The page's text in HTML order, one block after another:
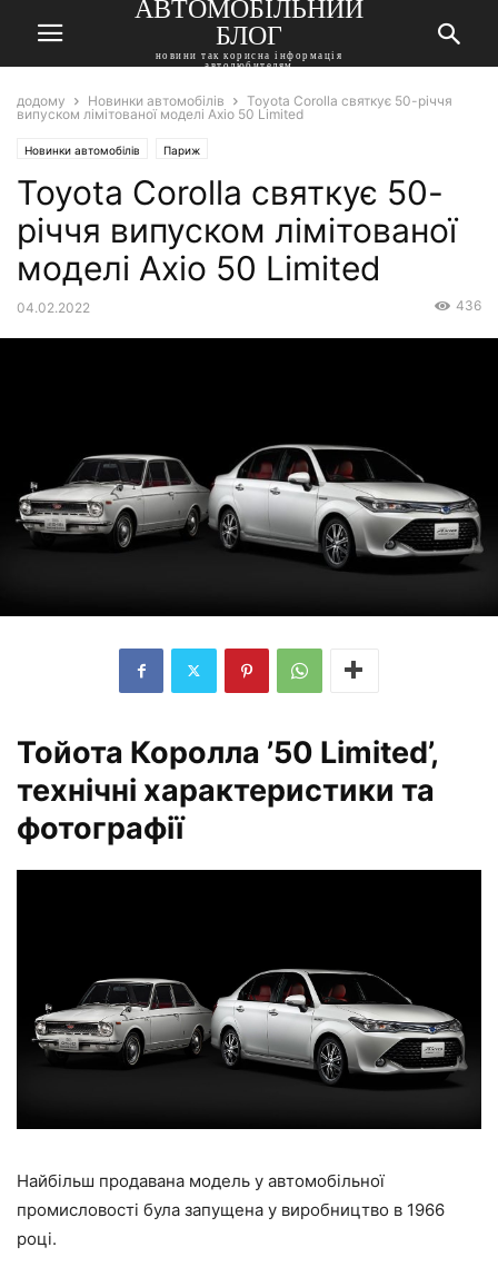
АВТОМОБІЛЬНИЙ
БЛОГ
новини так корисна інформація
автолюбителям
додому Новинки автомобілів
Toyota Corolla святкує 50-річчя
випуском лімітованої моделі Axio 50 Limited
Новинки автомобілів Париж
Toyota Corolla святкує 50-
річчя випуском лімітованої
моделі Axio 50 Limited
04.02.2022 436
Тойота Королла ’50 Limited’,
технічні характеристики та
фотографії
Найбільш продавана модель у автомобільної
промисловості була запущена у виробництво в 1966
році.